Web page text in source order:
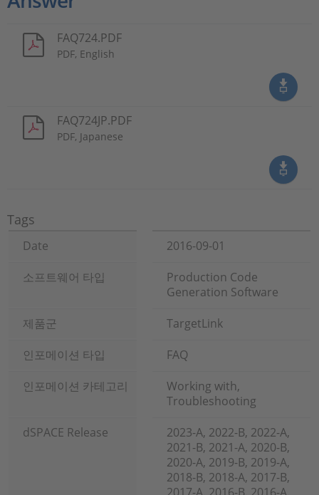
FAQ724.PDF
PDF, English
FAQ724JP.PDF
PDF, Japanese
Tags
Date
2016-09-01
소프트웨어 타입
Production Code
Generation Software
제품군
TargetLink
인포메이션 타입
FAQ
인포메이션 카테고리
Working with,
Troubleshooting
dSPACE Release
2023-A, 2022-B, 2022-A,
2021-B, 2021-A, 2020-B,
2020-A, 2019-B, 2019-A,
2018-B, 2018-A, 2017-B,